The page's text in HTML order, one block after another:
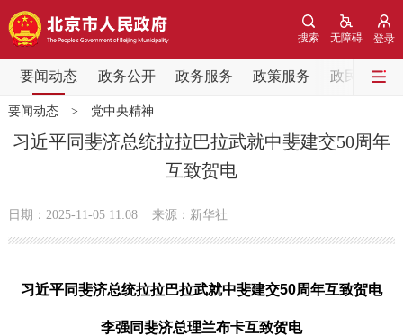
登录
无障碍
搜索
要闻动态 政务公开 政务服务 政策服务 政民互动
要闻动态
党中央精神
会议信息
机构职能
要闻动态> 党中央精神
习近平同斐济总统拉拉巴拉武就中斐建交50周年
互致贺电
日期：2025-11-05 11:08 来源：新华社
习近平同斐济总统拉拉巴拉武就中斐建交50周年互致贺电
李强同斐济总理兰布卡互致贺电